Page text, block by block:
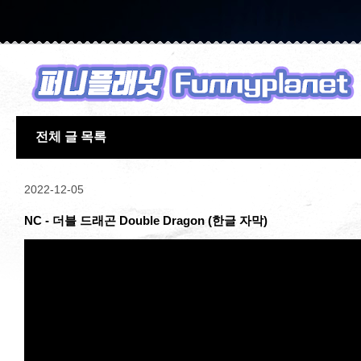
전체 글 목록
2022-12-05
NC - 더블 드래곤 Double Dragon (한글 자막)